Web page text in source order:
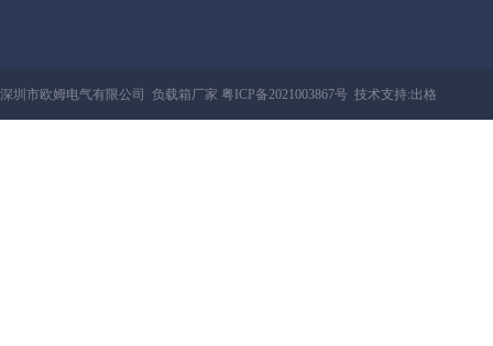
深圳市欧姆电气有限公司 负载箱厂家 粤ICP备2021003867号 技术支持:出格